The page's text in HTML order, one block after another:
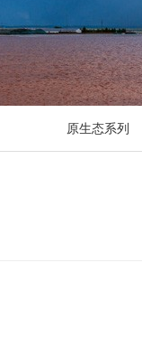
原生态系列